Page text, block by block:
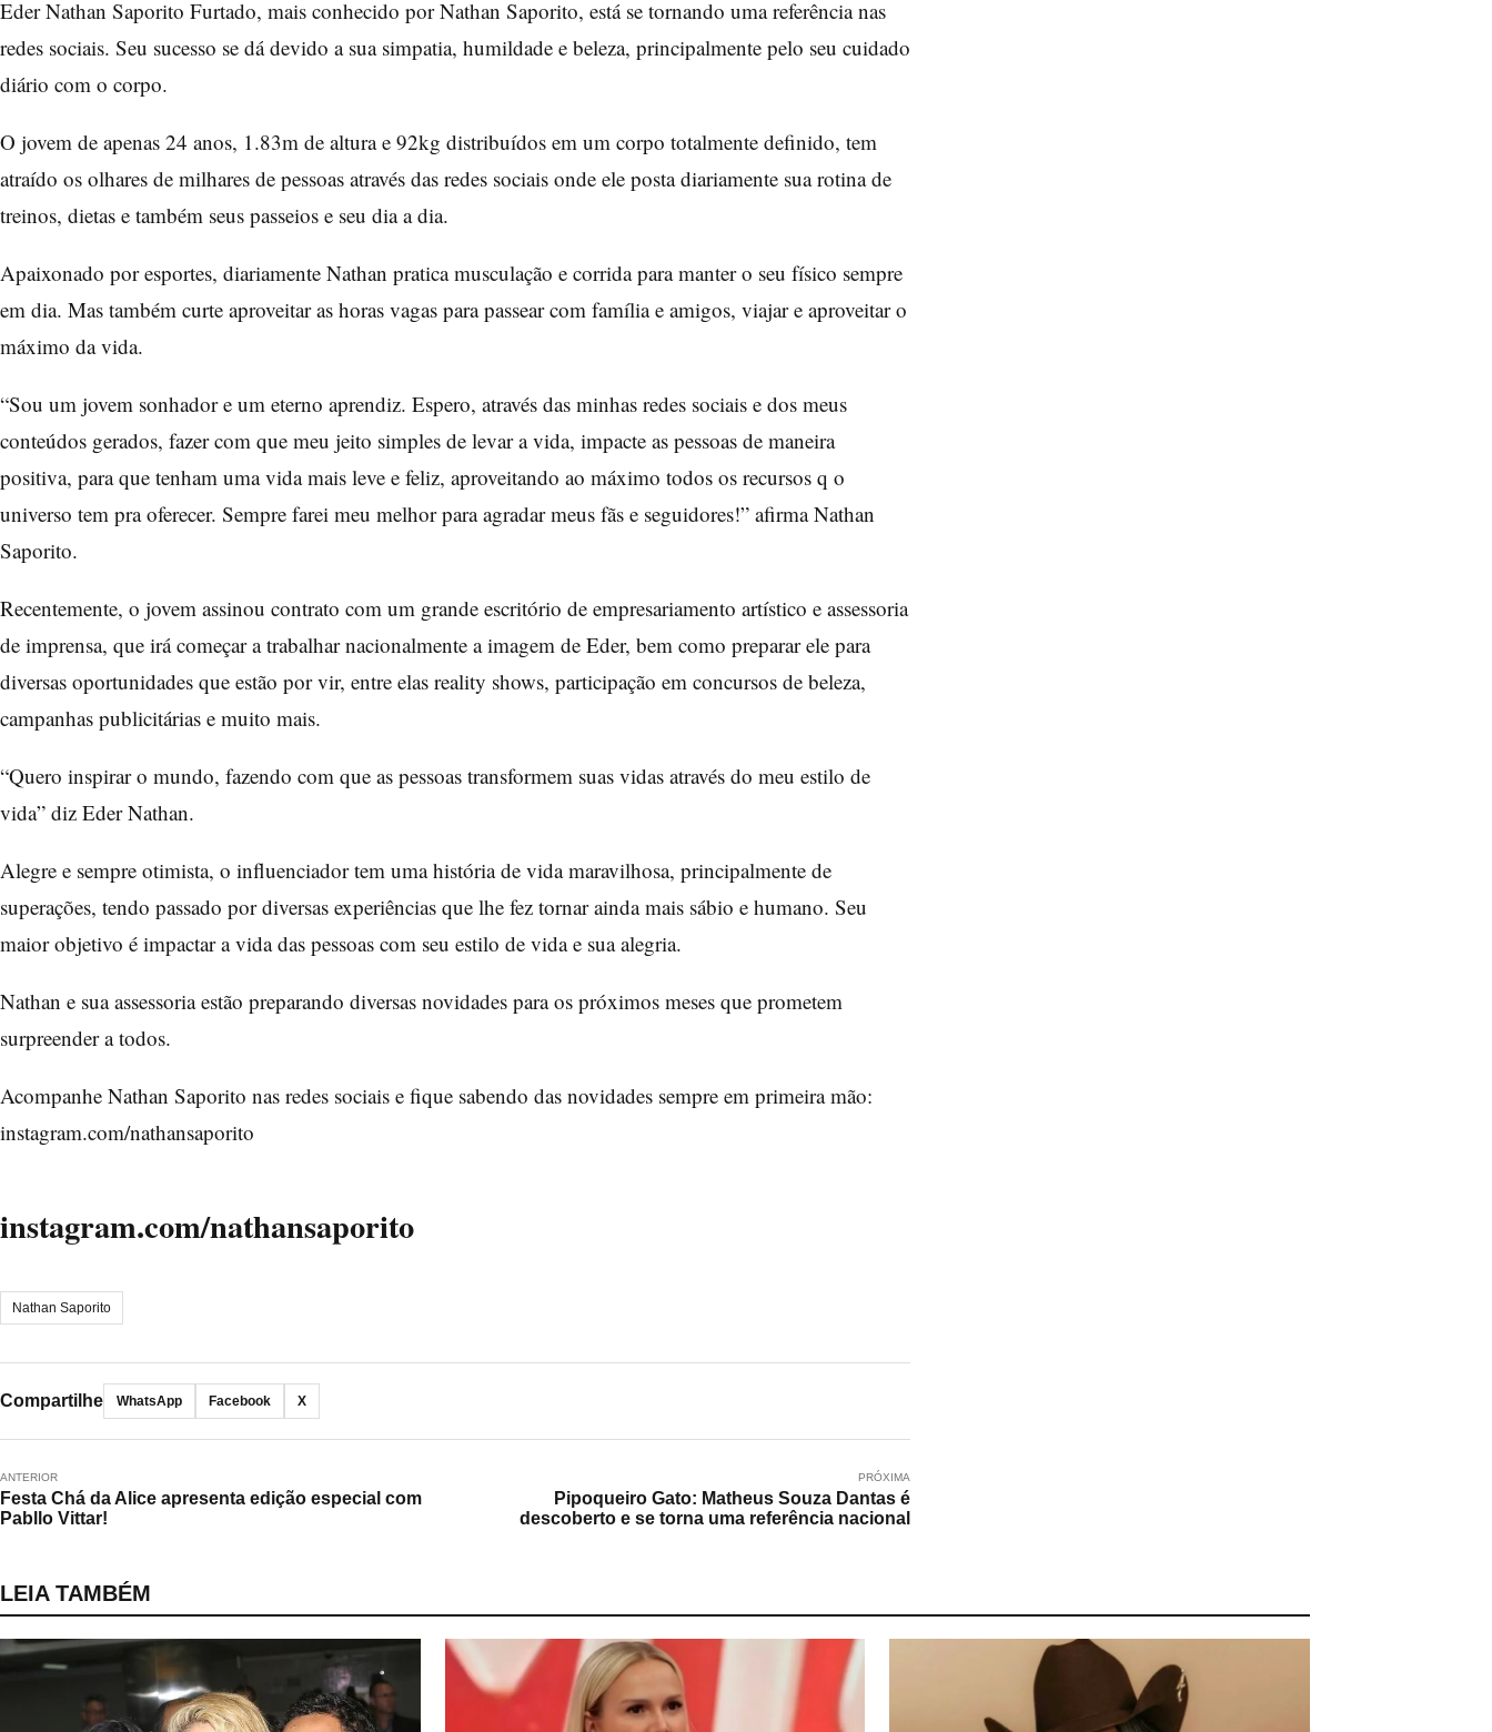
Eder Nathan Saporito Furtado, mais conhecido por Nathan Saporito, está se tornando uma referência nas
redes sociais. Seu sucesso se dá devido a sua simpatia, humildade e beleza, principalmente pelo seu cuidado
diário com o corpo.
O jovem de apenas 24 anos, 1.83m de altura e 92kg distribuídos em um corpo totalmente definido, tem
atraído os olhares de milhares de pessoas através das redes sociais onde ele posta diariamente sua rotina de
treinos, dietas e também seus passeios e seu dia a dia.
Apaixonado por esportes, diariamente Nathan pratica musculação e corrida para manter o seu físico sempre
em dia. Mas também curte aproveitar as horas vagas para passear com família e amigos, viajar e aproveitar o
máximo da vida.
“Sou um jovem sonhador e um eterno aprendiz. Espero, através das minhas redes sociais e dos meus
conteúdos gerados, fazer com que meu jeito simples de levar a vida, impacte as pessoas de maneira
positiva, para que tenham uma vida mais leve e feliz, aproveitando ao máximo todos os recursos q o
universo tem pra oferecer. Sempre farei meu melhor para agradar meus fãs e seguidores!” afirma Nathan
Saporito.
Recentemente, o jovem assinou contrato com um grande escritório de empresariamento artístico e assessoria
de imprensa, que irá começar a trabalhar nacionalmente a imagem de Eder, bem como preparar ele para
diversas oportunidades que estão por vir, entre elas reality shows, participação em concursos de beleza,
campanhas publicitárias e muito mais.
“Quero inspirar o mundo, fazendo com que as pessoas transformem suas vidas através do meu estilo de
vida” diz Eder Nathan.
Alegre e sempre otimista, o influenciador tem uma história de vida maravilhosa, principalmente de
superações, tendo passado por diversas experiências que lhe fez tornar ainda mais sábio e humano. Seu
maior objetivo é impactar a vida das pessoas com seu estilo de vida e sua alegria.
Nathan e sua assessoria estão preparando diversas novidades para os próximos meses que prometem
surpreender a todos.
Acompanhe Nathan Saporito nas redes sociais e fique sabendo das novidades sempre em primeira mão:
instagram.com/nathansaporito
instagram.com/nathansaporito
Nathan Saporito
Compartilhe WhatsApp Facebook X
ANTERIOR
Festa Chá da Alice apresenta edição especial com
Pabllo Vittar!
PRÓXIMA
Pipoqueiro Gato: Matheus Souza Dantas é
descoberto e se torna uma referência nacional
LEIA TAMBÉM